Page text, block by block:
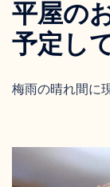
平屋の
予定し
梅雨の晴れ間に